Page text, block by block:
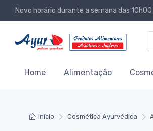
Novo horário durante a semana das
Home Alimentação
Início Cosmética Ayurvédica